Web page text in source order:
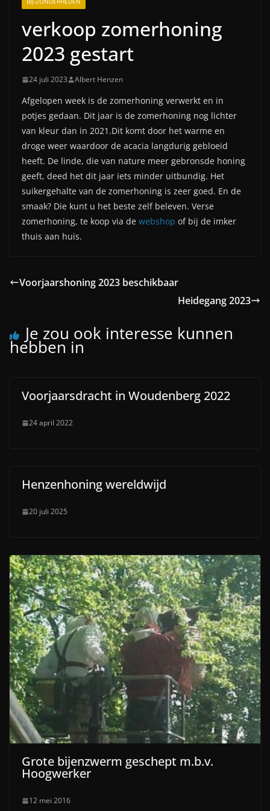
verkoop zomerhoning
2023 gestart
24 juli 2023 Albert Henzen
Afgelopen week is de zomerhoning verwerkt en in
potjes gedaan. Dit jaar is de zomerhoning nog lichter
van kleur dan in 2021.Dit komt door het warme en
droge weer waardoor de acacia langdurig gebloeid
heeft. De linde, die van nature meer gebronsde honing
geeft, deed het dit jaar iets minder uitbundig. Het
suikergehalte van de zomerhoning is zeer goed. En de
smaak? Die kunt u het beste zelf beleven. Verse
zomerhoning, te koop via de webshop of bij de imker
thuis aan huis.
Voorjaarshoning 2023 beschikbaar
Heidegang 2023
Je zou ook interesse kunnen
hebben in
Voorjaarsdracht in Woudenberg 2022
24 april 2022
Henzenhoning wereldwijd
20 juli 2025
Grote bijenzwerm geschept m.b.v.
Hoogwerker
12 mei 2016